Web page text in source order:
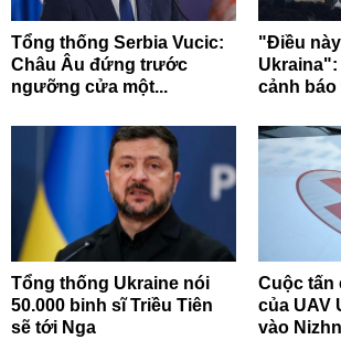
Tổng thống Serbia Vucic:
Châu Âu đứng trước
ngưỡng cửa một...
"Điều
Ukraina":
cảnh báo
Tổng thống Ukraine nói
50.000 binh sĩ Triều Tiên
sẽ tới Nga
Cuộc tấn
của UAV
vào